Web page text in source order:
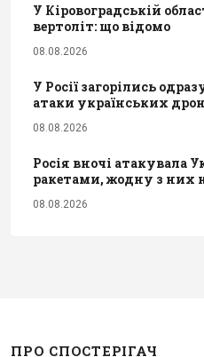
У Кіровоградській
вертоліт: що відомо
08.08.2026
У Росії загорілись
атаки українських
08.08.2026
Росія вночі атакувала
ракетами, жодну з них
08.08.2026
ПРО СПОСТЕРІГАЧ